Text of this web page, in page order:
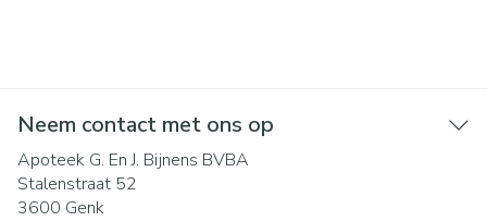
Neem contact met ons op
Apoteek G. En J. Bijnens BVBA
Stalenstraat 52
3600 Genk